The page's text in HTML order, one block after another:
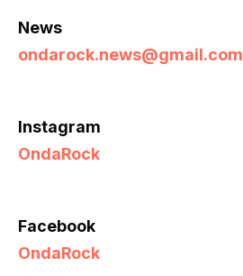
News
ondarock.news@gmail.com
Instagram
OndaRock
Facebook
OndaRock